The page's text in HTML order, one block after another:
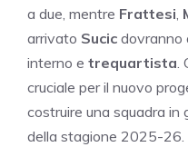
a due, mentre Frattesi,
arrivato Sucic dovranno
interno e trequartista.
cruciale per il nuovo
costruire una squadra
della stagione 2025-26.